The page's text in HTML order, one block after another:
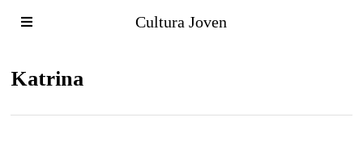
Cultura Joven
Katrina